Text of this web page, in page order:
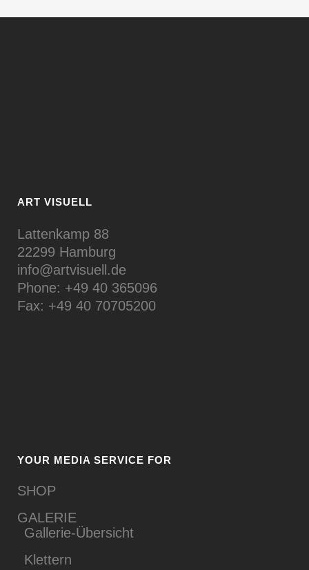
ART VISUELL
Lattenkamp 88
22299 Hamburg
info@artvisuell.de
Phone: +49 40 365096
Fax: +49 40 70705200
YOUR MEDIA SERVICE FOR
SHOP
GALERIE
Gallerie-Übersicht
Klettern